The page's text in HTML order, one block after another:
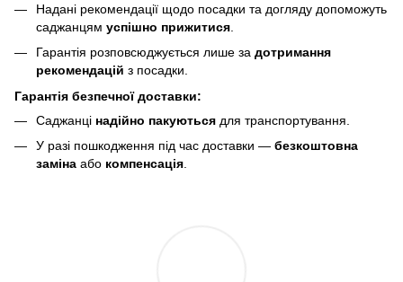
Надані рекомендації щодо посадки та догляду допоможуть
саджанцям успішно прижитися
Гарантія розповсюджується лише за дотримання
рекомендацій з посадки.
Гарантія безпечної доставки:
Саджанці надійно пакуються для транспортування.
У разі пошкодження під час доставки — безкоштовна
заміна або компенсація